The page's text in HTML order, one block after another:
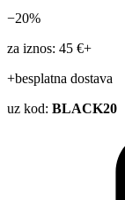
−20%
za iznos: 45 €+
+besplatna dostava
uz kod: BLACK20